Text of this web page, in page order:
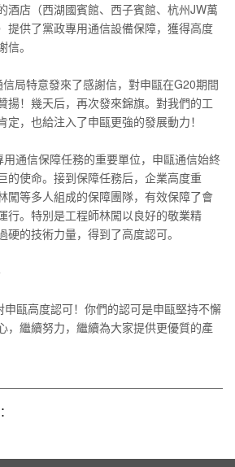
酒店（西湖國賓館、西子賓館、杭州JW萬
提供了黨政專用通信設備保障，獲得高度
。
特意發來了感謝信，對申甌在G20期間
！ 幾天后，再次發來錦旗。對我們的工
，也給注入了申甌更強的發展動力！
通信保障任務的重要單位，申甌通信始終
的使命。接到保障任務后，企業高度重
闖等多人組成的保障團隊，有效保障了會
行。特別是工程師林闖以良好的敬業精
的技術力量，得到了高度認可。
甌高度認可！你們的認可是申甌堅持不懈
，繼續努力，繼續為大家提供更優質的產